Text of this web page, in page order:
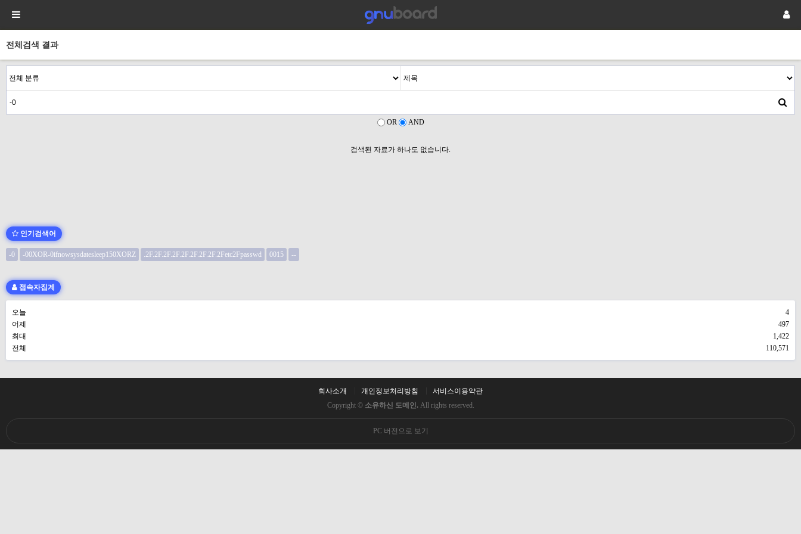
전체검색 결과
OR AND
검색된 자료가 하나도 없습니다.
인기검색어
-0 -00XOR-0ifnowsysdatesleep150XORZ .2F.2F.2F.2F.2F.2F.2F.2F.2Fetc2Fpasswd 0015 --
접속자집계
오늘
4
어제
497
최대
1,422
전체
110,571
회사소개 개인정보처리방침
서비스이용약관
Copyright © 소유하신 도메인. All rights reserved.
PC 버전으로 보기